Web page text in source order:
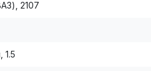
2107
1.5